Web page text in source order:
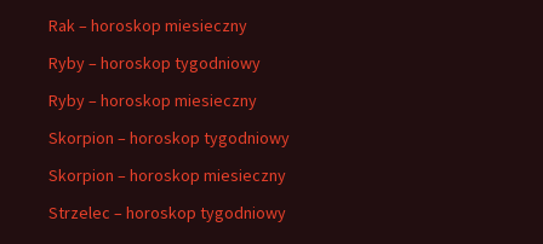
Rak – horoskop miesieczny
Ryby – horoskop tygodniowy
Ryby – horoskop miesieczny
Skorpion – horoskop tygodniowy
Skorpion – horoskop miesieczny
Strzelec – horoskop tygodniowy